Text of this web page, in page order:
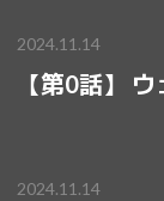
2024.11.14
【第0話】
2024.11.14